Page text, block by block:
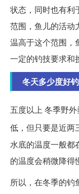
状态，同时也有利
范围，鱼儿的活动
温高于这个范围，
一定的钓技要求和
冬天多少度好
五度以上 冬季野
低，但只要是近两
水底的温度一般都
的温度会稍微降得
所以，在冬季的钓